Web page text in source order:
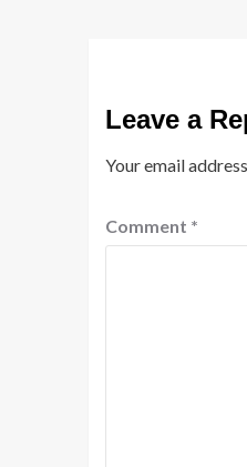
Leave a
Your email
Comment *